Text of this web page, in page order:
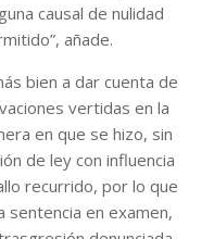
causal de nulidad
añade.
bien a dar cuenta de
vertidas en la
en que se hizo, sin
de ley con influencia
recurrido, por lo que
sentencia en examen,